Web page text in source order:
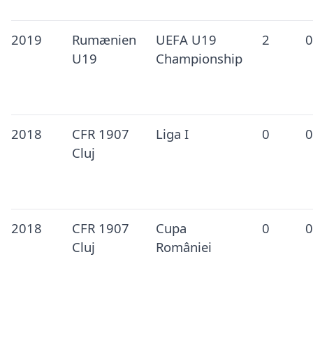
2019
Rumænien
U19
UEFA U19
Championship
2 0
2018
CFR 1907
Cluj
Liga I 0 0
2018
CFR 1907
Cluj
Cupa
României
0 0